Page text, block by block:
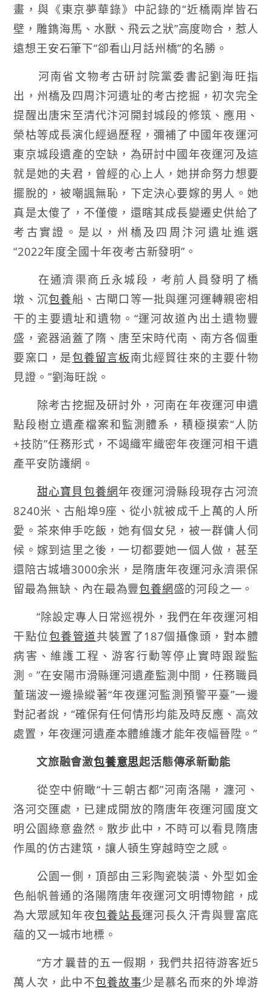
畫，與《東京夢華錄》中記錄的“近橋兩岸皆石
壁，雕鐫海馬、水獸、飛云之狀”高度吻合，惹人
遠想王安石筆下“卻看山月話州橋”的名勝。
河南省文物考古研討院黨委書記劉海旺指
出，州橋及四周汴河遺址的考古挖掘，初次完全
提醒出唐宋至清代汴河開封城段的修筑、應用、
榮枯等成長演化經過歷程，彌補了中國年夜運河
東京城段遺產的空缺，為研討中國年夜運河及這
就是她的夫君，曾經的心上人，她拼命努力想要
擺脫的，被嘲諷無恥，下定決心要嫁的男人。她
真是太傻了，不僅傻，還瞎其成長變遷史供給了
考古實證。是以，州橋及四周汴河遺址進選
“2022年度全國十年夜考古新發明”。
在通濟渠商丘永城段，考前人員發明了橋
墩、沉包養船、古閘口等一批與運河運轉親密相
干的主要遺址和遺物。“運河故道內出土遺物豐
盛，瓷器涵蓋了隋、唐至宋時代南、南方各個重
要窯口，是包養留言板南北經貿往來的主要什物
見證。”劉海旺說。
除考古挖掘及研討外，河南在年夜運河申遺
點段樹立遺產檔案和監測體系，積極摸索“人防
+技防”任務形式，不竭織牢織密年夜運河相干遺
產平安防護網。
甜心寶貝包養網年夜運河滑縣段現存古河流
8240米、古船埠9座、從小就被成千上萬的人所
愛。茶來伸手吃飯，她有個女兒，被一群傭人伺
候。嫁到這里之後，一切都要她一個人做，甚至
還陪古城墻3000余米，是隋唐年夜運河永濟渠保
留最為無缺、內在最為豐包養網盛的河段之一。
“除設定專人日常巡視外，我們在年夜運河相
干點位包養管道共裝置了187個攝像頭，對本體
病害、維護工程、游客行動等停止實時跟蹤監
測。”在安陽市滑縣運河遺產監測中間，任務職員
董瑞波一邊操縱著“年夜運河監測預警平臺”一邊
對記者說，“確保有任何情形均能及時反應、高效
處置，年夜運河遺產本體維護才能年夜幅晉陞。”
文旅融會激包養意思起活態傳承新動能
從空中俯瞰“十三朝古都”河南洛陽，瀍河、
洛河交匯處，已建成開放的隋唐年夜運河國度文
明公園綠意盎然。散步此中，不時可以看見隋唐
作風的仿古建筑，讓人頓生穿越時空之感。
公園一側，頂部由三彩陶瓷裝潢、外型如金
色船帆普通的洛陽隋唐年夜運河文明博物館，成
為大眾感知年夜包養站長運河長久汗青與豐富底
蘊的又一城市地標。
“方才曩昔的五一假期，我們共招待游客近5
萬人次，此中不包養故事少是慕名而來的外埠游